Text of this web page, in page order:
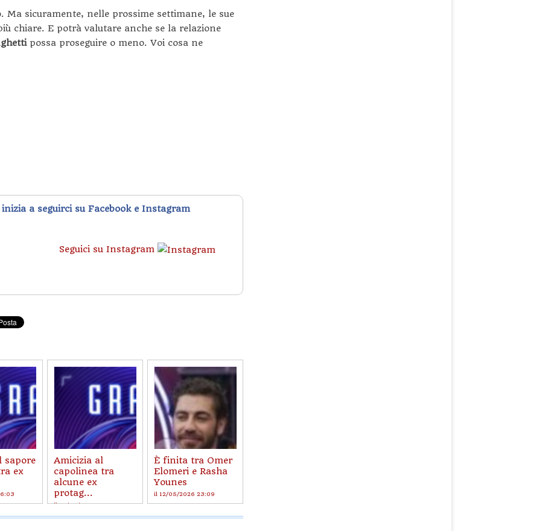
sicuramente, nelle prossime settimane, le sue
chiare. E potrà valutare anche se la relazione
possa proseguire o meno. Voi cosa ne
a seguirci su Facebook e Instagram
Seguici su Instagram
sapore
ex
Amicizia al
capolinea tra
alcune ex
protag...
il 19/05/2026 16:53
È finita tra Omer
Elomeri e Rasha
Younes
il 12/05/2026 23:09